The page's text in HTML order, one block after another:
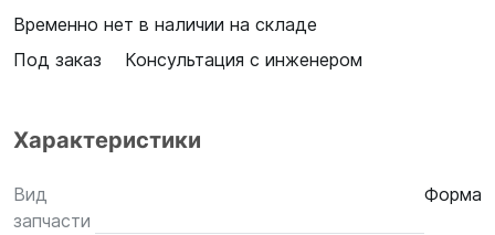
Временно нет в наличии на складе
Под заказ
Консультация с инженером
Характеристики
Вид
запчасти
Форма